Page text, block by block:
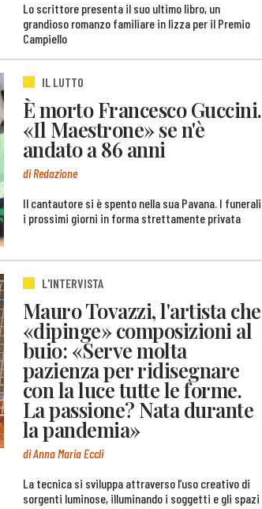
Lo scrittore presenta il suo ultimo libro, un
grandioso romanzo familiare in lizza per il Premio
Campiello
IL LUTTO
È morto Francesco Guccini.
«Il Maestrone» se n'è
andato a 86 anni
di Redazione
Il cantautore si è spento nella sua Pavana. I funerali
i prossimi giorni in forma strettamente privata
L'INTERVISTA
Mauro Tovazzi, l'artista che
«dipinge» composizioni al
buio: «Serve molta
pazienza per ridisegnare
con la luce tutte le forme.
La passione? Nata durante
la pandemia»
di Anna Maria Eccli
La tecnica si sviluppa attraverso l’uso creativo di
sorgenti luminose, illuminando i soggetti e gli spazi